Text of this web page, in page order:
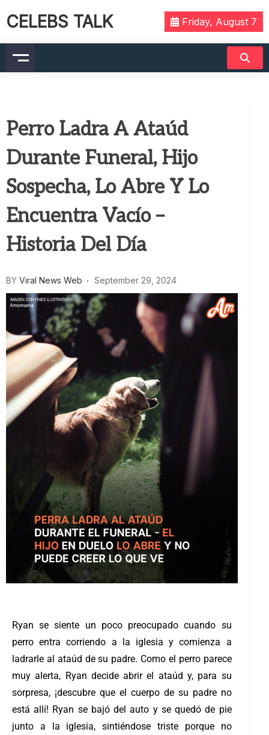
CELEBS TALK Friday, August 7
Perro Ladra A Ataúd
Durante Funeral, Hijo
Sospecha, Lo Abre Y Lo
Encuentra Vacío –
Historia Del Día
BY Viral News Web September 29, 2024
Ryan se siente un poco preocupado cuando su
perro entra corriendo a la iglesia y comienza a
ladrarle al ataúd de su padre. Como el perro parece
muy alerta, Ryan decide abrir el ataúd y, para su
sorpresa, ¡descubre que el cuerpo de su padre no
está allí! Ryan se bajó del auto y se quedó de pie
junto a la iglesia, sintiéndose triste porque no